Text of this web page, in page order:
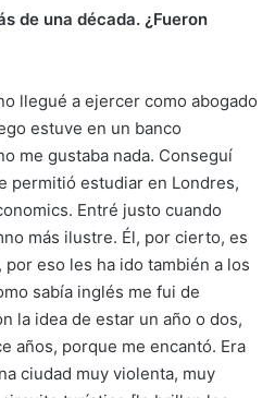
de una década. ¿Fueron
llegué a ejercer como abogado
estuve en un banco
me gustaba nada. Conseguí
permitió estudiar en Londres,
Entré justo cuando
más ilustre. Él, por cierto, es
eso les ha ido también a los
sabía inglés me fui de
la idea de estar un año o dos,
años, porque me encantó. Era
ciudad muy violenta, muy